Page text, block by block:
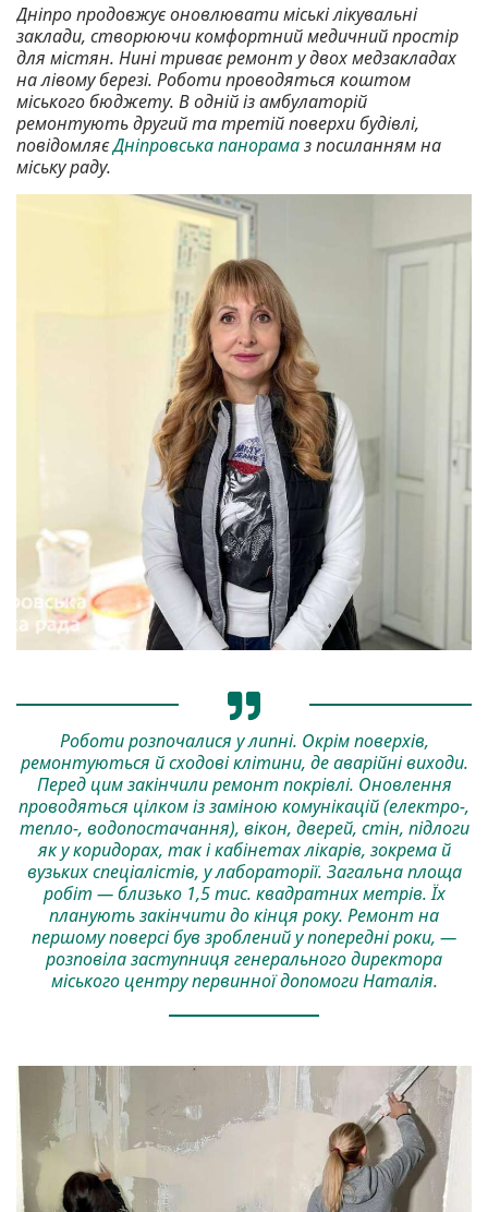
Дніпро продовжує оновлювати міські лікувальні
заклади, створюючи комфортний медичний простір
для містян. Нині триває ремонт у двох медзакладах
на лівому березі. Роботи проводяться коштом
міського бюджету. В одній із амбулаторій
ремонтують другий та третій поверхи будівлі,
повідомляєДніпровська панорамаз посиланням на
міську раду.
Роботи розпочалися у липні. Окрім поверхів,
ремонтуються й сходові клітини, де аварійні виходи.
Перед цим закінчили ремонт покрівлі. Оновлення
проводяться цілком із заміною комунікацій (електро-,
тепло-, водопостачання), вікон, дверей, стін, підлоги
як у коридорах, так і кабінетах лікарів, зокрема й
вузьких спеціалістів, у лабораторії. Загальна площа
робіт — близько 1,5 тис. квадратних метрів. Їх
планують закінчити до кінця року. Ремонт на
першому поверсі був зроблений у попередні роки, —
розповіла заступниця генерального директора
міського центру первинної допомоги Наталія.